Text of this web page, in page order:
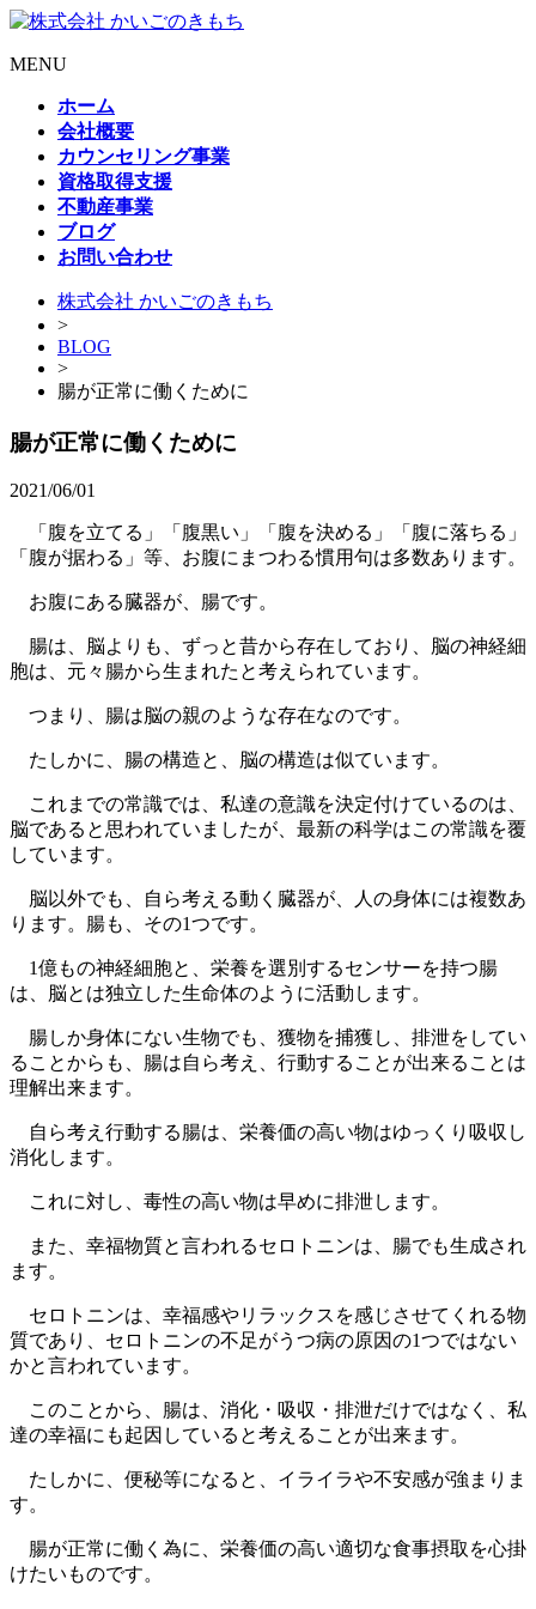
MENU
ホーム
会社概要
カウンセリング事業
資格取得支援
不動産事業
ブログ
お問い合わせ
株式会社 かいごのきもち
>
BLOG
>
腸が正常に働くために
腸が正常に働くために
2021/06/01
「腹を立てる」「腹黒い」「腹を決める」「腹に落ちる」
「腹が据わる」等、お腹にまつわる慣用句は多数あります。
お腹にある臓器が、腸です。
腸は、脳よりも、ずっと昔から存在しており、脳の神経細
胞は、元々腸から生まれたと考えられています。
つまり、腸は脳の親のような存在なのです。
たしかに、腸の構造と、脳の構造は似ています。
これまでの常識では、私達の意識を決定付けているのは、
脳であると思われていましたが、最新の科学はこの常識を覆
しています。
脳以外でも、自ら考える動く臓器が、人の身体には複数あ
ります。腸も、その1つです。
1億もの神経細胞と、栄養を選別するセンサーを持つ腸
は、脳とは独立した生命体のように活動します。
腸しか身体にない生物でも、獲物を捕獲し、排泄をしてい
ることからも、腸は自ら考え、行動することが出来ることは
理解出来ます。
自ら考え行動する腸は、栄養価の高い物はゆっくり吸収し
消化します。
これに対し、毒性の高い物は早めに排泄します。
また、幸福物質と言われるセロトニンは、腸でも生成され
ます。
セロトニンは、幸福感やリラックスを感じさせてくれる物
質であり、セロトニンの不足がうつ病の原因の1つではない
かと言われています。
このことから、腸は、消化・吸収・排泄だけではなく、私
達の幸福にも起因していると考えることが出来ます。
たしかに、便秘等になると、イライラや不安感が強まりま
す。
腸が正常に働く為に、栄養価の高い適切な食事摂取を心掛
けたいものです。